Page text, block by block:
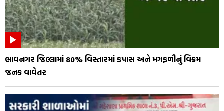
ભાવનગર જિલ્લામાં 80% વિસ્તારમાં કપાસ અને મગફળીનું વિક્રમ
જનક વાવેતર